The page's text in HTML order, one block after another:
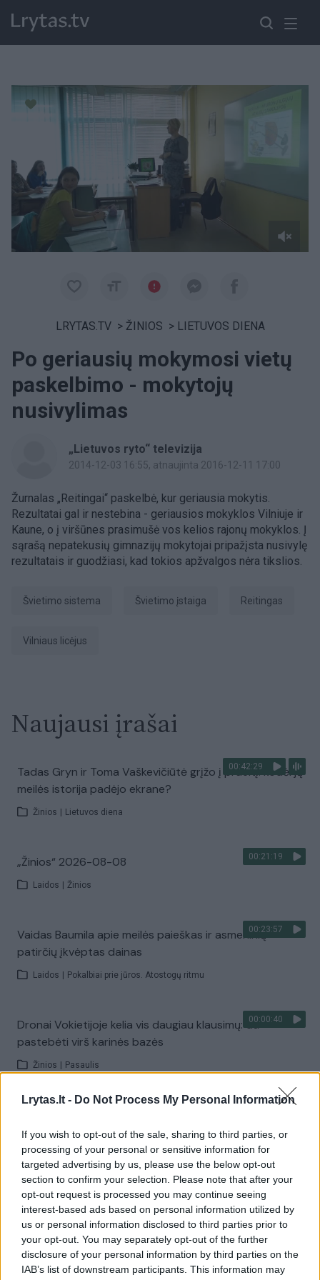
Lrytas.lt - Do Not Process My Personal Information
If you wish to opt-out of the sale, sharing to third parties, or
processing of your personal or sensitive information for
targeted advertising by us, please use the below opt-out
section to confirm your selection. Please note that after your
opt-out request is processed you may continue seeing
interest-based ads based on personal information utilized by
us or personal information disclosed to third parties prior to
your opt-out. You may separately opt-out of the further
disclosure of your personal information by third parties on the
IAB’s list of downstream participants. This information may
Paremkite Ukrainą
LRYTAS.TV > ŽINIOS > LIETUVOS DIENA
Po geriausių mokymosi vietų
paskelbimo - mokytojų
nusivylimas
„Lietuvos ryto“ televizija
2014-12-03 16:55, atnaujinta 2016-12-11 17:00
Žurnalas „Reitingai“ paskelbė, kur geriausia mokytis.
Rezultatai gal ir nestebina - geriausios mokyklos Vilniuje ir
Kaune, o į viršūnes prasimušė vos kelios rajonų mokyklos. Į
sąrašą nepatekusių gimnazijų mokytojai pripažįsta nusivylę
rezultatais ir guodžiasi, kad tokios apžvalgos nėra tikslios.
švietimo sistema švietimo įstaiga reitingas
Vilniaus licėjus
Naujausi įrašai
00:42:29
Tadas Gryn ir Toma Vaškevičiūtė grįžo į praeitį: kodėl jų
meilės istorija padėjo ekrane?
Žinios Lietuvos diena
00:21:19
„Žinios“ 2026-08-08
Laidos Žinios
00:23:57
Vaidas Baumila apie meilės paieškas ir asmeninių
patirčių įkvėptas dainas
Laidos Pokalbiai prie jūros. Atostogų ritmu
00:00:40
Dronai Vokietijoje kelia vis daugiau klausimų: du
pastebėti virš karinės bazės
Žinios Pasaulis
Žiūrimiausi įrašai
00:00:30
Vaizdai iš tragiškos avarijos Vilniaus r.: dviejų moterų ir
vaiko gyvybių išgelbėti nepavyko
Žinios Lietuvos diena